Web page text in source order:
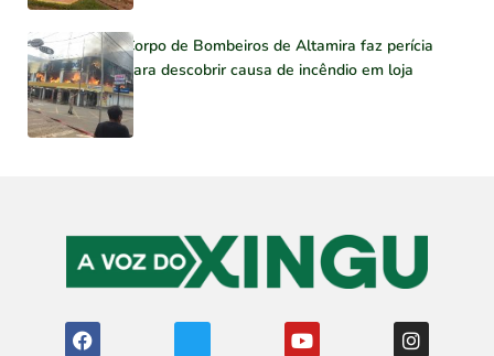
Corpo de Bombeiros de Altamira faz perícia
para descobrir causa de incêndio em loja